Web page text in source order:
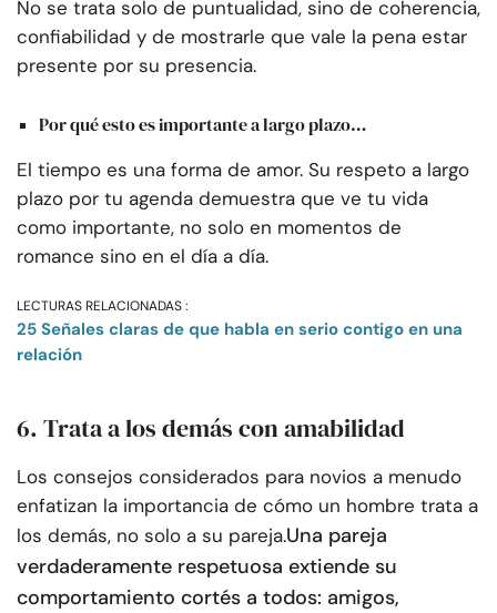
No se trata solo de puntualidad, sino de coherencia,
confiabilidad y de mostrarle que vale la pena estar
presente por su presencia.
Por qué esto es importante a largo plazo…
El tiempo es una forma de amor. Su respeto a largo
plazo por tu agenda demuestra que ve tu vida
como importante, no solo en momentos de
romance sino en el día a día.
LECTURAS RELACIONADAS :
25 Señales claras de que habla en serio contigo en una
relación
6. Trata a los demás con amabilidad
Los consejos considerados para novios a menudo
enfatizan la importancia de cómo un hombre trata a
los demás, no solo a su pareja.Una pareja
verdaderamente respetuosa extiende su
comportamiento cortés a todos: amigos,